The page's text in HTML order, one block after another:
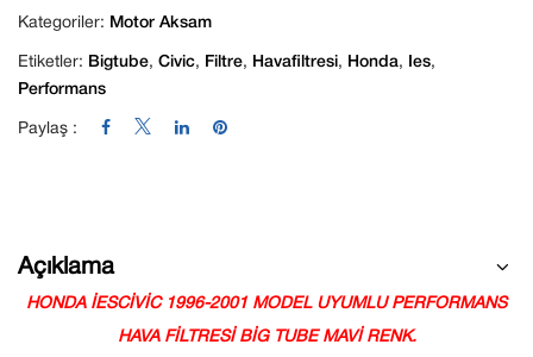
Kategoriler: Motor Aksam
Etiketler: Bigtube, Civic, Filtre, Havafiltresi, Honda, Ies,
Performans
Paylaş :
Açıklama
HONDA İESCİVİC 1996-2001 MODEL UYUMLU PERFORMANS
HAVA FİLTRESİ BİG TUBE MAVİ RENK.